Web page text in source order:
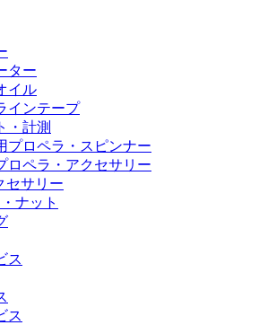
ター
イル
インテープ
・計測
プロペラ・スピンナー
ロペラ・アクセサリー
セサリー
ナット
ス
ス